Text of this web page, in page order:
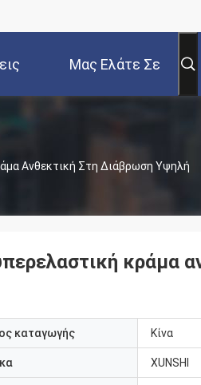
Μας Ελάτε Σε
Ανθεκτική Στη Διάβρωση Υψηλή
κράμα
καταγωγής Κίνα
XUNSHI